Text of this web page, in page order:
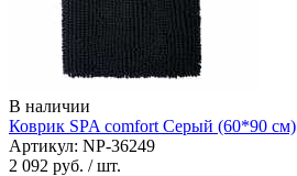
В наличии
Коврик SPA comfort Cерый (60*90 см)
Артикул: NP-36249
2 092 руб. / шт.